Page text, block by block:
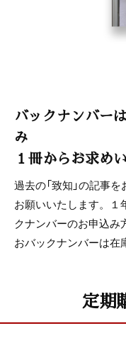
バックナンバー
み
１冊からお求め
過去の「致知」の記事
お願いいたします。１
クナンバーのお申込
おバックナンバーは在
定期